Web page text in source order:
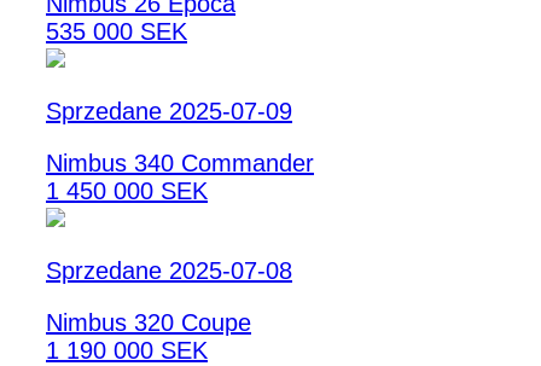
535 000 SEK
Sprzedane 2025-07-09
Nimbus 340 Commander
1 450 000 SEK
Sprzedane 2025-07-08
Nimbus 320 Coupe
1 190 000 SEK